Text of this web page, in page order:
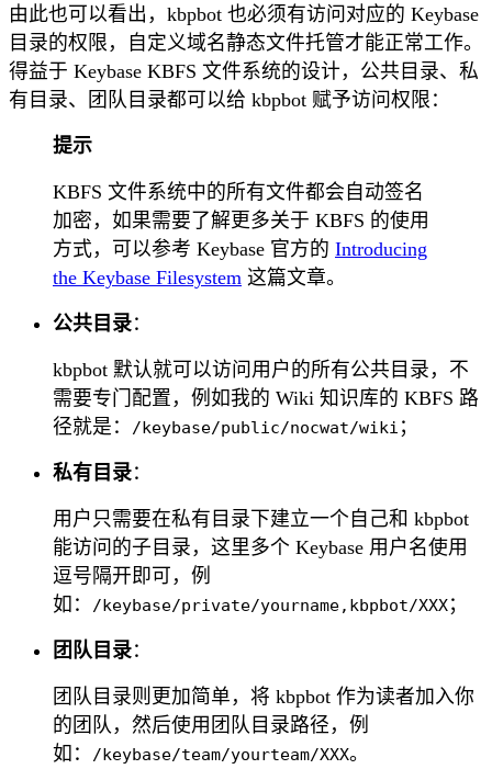
由此也可以看出，kbpbot 也必须有访问对应的 Keybase
目录的权限，自定义域名静态文件托管才能正常工作。
得益于 Keybase KBFS 文件系统的设计，公共目录、私
有目录、团队目录都可以给 kbpbot 赋予访问权限：
提示
KBFS 文件系统中的所有文件都会自动签名
加密，如果需要了解更多关于 KBFS 的使用
方式，可以参考 Keybase 官方的 Introducing
the Keybase Filesystem 这篇文章。
公共目录：
kbpbot 默认就可以访问用户的所有公共目录，不
需要专门配置，例如我的 Wiki 知识库的 KBFS 路
径就是：
/keybase/public/nocwat/wiki ；
私有目录：
用户只需要在私有目录下建立一个自己和 kbpbot
能访问的子目录，这里多个 Keybase 用户名使用
逗号隔开即可，例
如：
/keybase/private/yourname,kbpbot/XXX；
团队目录：
团队目录则更加简单，将 kbpbot 作为读者加入你
的团队，然后使用团队目录路径，例
如：
/keybase/team/yourteam/XXX。